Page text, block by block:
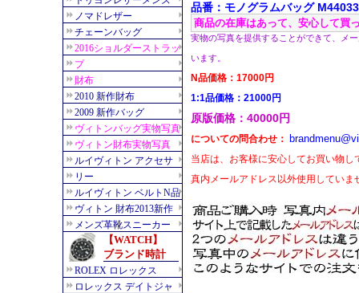
品番：モノグラムバッグ M44033
商品の在庫はあって、安心して買
実物の写真を提供することができて、メ
います。
N品価格：17000円
1:1品価格：21000円
原版価格：40000円
についての問合わせ：
当店は、お客様に安心してお買い物し
真内メールアドレス以外使用していま